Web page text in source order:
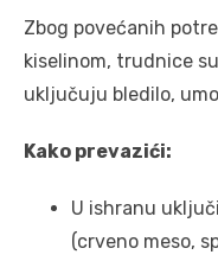
Zbog povećanih
kiselinom, trudnice
uključuju bledilo,
Kako prevazići:
U ishranu
(crveno meso,